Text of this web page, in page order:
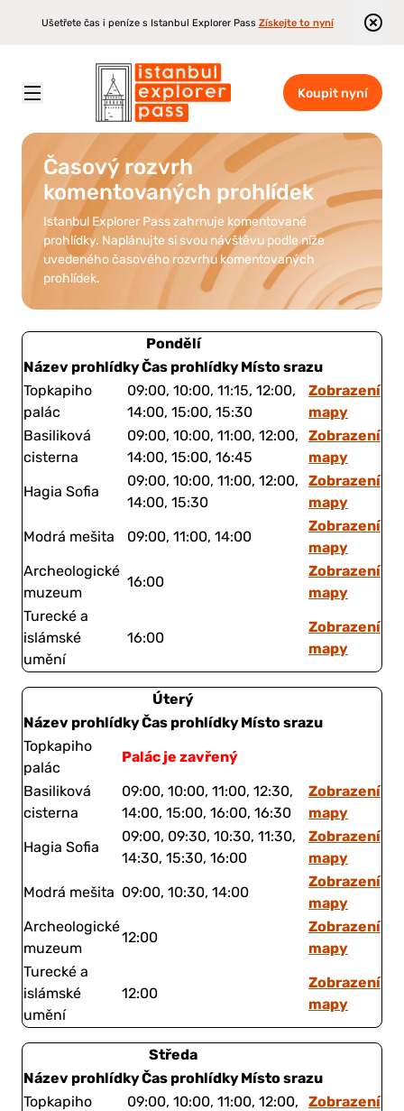
Ušetřete čas i peníze s Istanbul Explorer Pass Získejte to nyní
Koupit nyní
Istanbul Explorer Pass \ Harmonogram komentovaných prohlídek \
Časový rozvrh
komentovaných prohlídek
Istanbul Explorer Pass zahrnuje komentované
prohlídky. Naplánujte si svou návštěvu podle níže
uvedeného časového rozvrhu komentovaných
prohlídek.
Pondělí
Název prohlídkyČas prohlídkyMísto srazu
Topkapiho
palác
09:00, 10:00, 11:15, 12:00,
14:00, 15:00, 15:30
Zobrazení
mapy
Basiliková
cisterna
09:00, 10:00, 11:00, 12:00,
14:00, 15:00, 16:45
Zobrazení
mapy
Hagia Sofia
09:00, 10:00, 11:00, 12:00,
14:00, 15:30
Zobrazení
mapy
Modrá mešita 09:00, 11:00, 14:00
Zobrazení
mapy
Archeologické
muzeum
16:00
Zobrazení
mapy
Turecké a
islámské
umění
16:00
Zobrazení
mapy
Úterý
Název prohlídkyČas prohlídkyMísto srazu
Topkapiho
palác
Palác je zavřený
Basiliková
cisterna
09:00, 10:00, 11:00, 12:30,
14:00, 15:00, 16:00, 16:30
Zobrazení
mapy
Hagia Sofia
09:00, 09:30, 10:30, 11:30,
14:30, 15:30, 16:00
Zobrazení
mapy
Modrá mešita 09:00, 10:30, 14:00
Zobrazení
mapy
Archeologické
muzeum
12:00
Zobrazení
mapy
Turecké a
islámské
umění
12:00
Zobrazení
mapy
Středa
Název prohlídkyČas prohlídkyMísto srazu
Topkapiho
09:00, 10:00, 11:00, 12:00,
Zobrazení